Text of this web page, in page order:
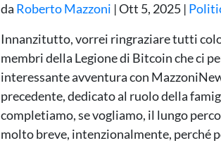
da Roberto Mazzoni |Ott 5, 2025 |
Innanzitutto, vorrei ringraziare tutti
membri della Legione di Bitcoin che ci
interessante avventura con
precedente, dedicato al ruolo della
completiamo, se vogliamo, il lungo
molto breve, intenzionalmente, perché